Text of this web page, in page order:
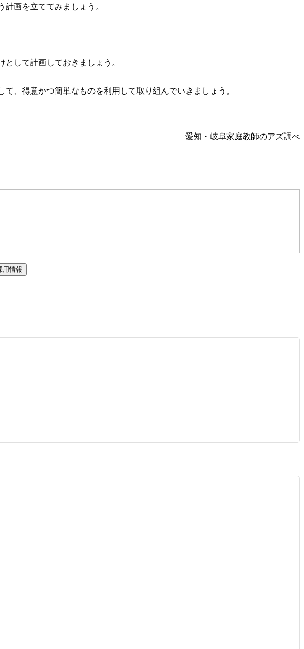
画を立ててみましょう。
して計画しておきましょう。
、得意かつ簡単なものを利用して取り組んでいきましょう。
愛知・岐阜家庭教師のアズ調べ
用情報